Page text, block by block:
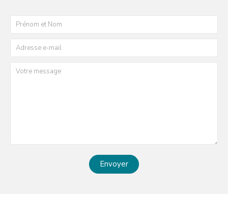
Envoyer